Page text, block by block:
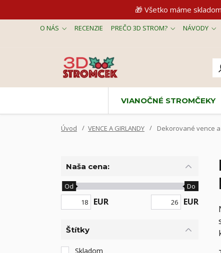
🎁 Všetko máme
O NÁS RECENZIE PREČO 3D STROM? NÁVODY
VIANOČNÉ STROMČEKY
Úvod VENCE A GIRLANDY Dekorované vence
Naša cena:
EUR
Od Do
EUR
Štítky
Skladom